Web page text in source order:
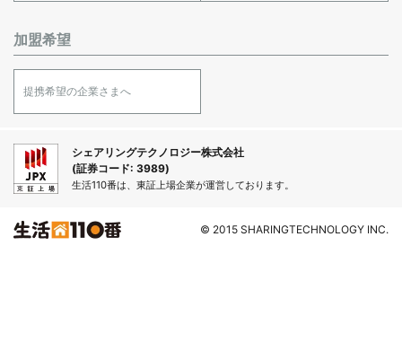
加盟希望
提携希望の企業さまへ
シェアリングテクノロジー株式会社
(証券コード: 3989)
生活110番は、東証上場企業が運営しております。
© 2015 SHARINGTECHNOLOGY INC.